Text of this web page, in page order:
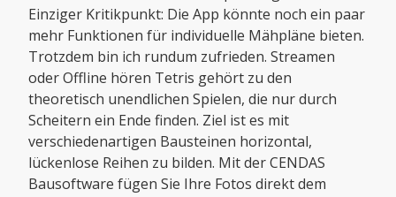
Einziger Kritikpunkt: Die App könnte noch ein paar
mehr Funktionen für individuelle Mähpläne bieten.
Trotzdem bin ich rundum zufrieden. Streamen
oder Offline hören Tetris gehört zu den
theoretisch unendlichen Spielen, die nur durch
Scheitern ein Ende finden. Ziel ist es mit
verschiedenartigen Bausteinen horizontal,
lückenlose Reihen zu bilden. Mit der CENDAS
Bausoftware fügen Sie Ihre Fotos direkt dem